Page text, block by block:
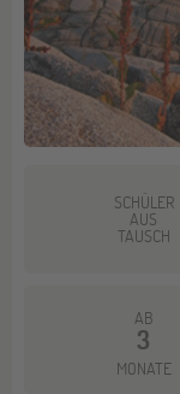
SCHÜLER
AUS
TAUSCH
AB
3
MONATE